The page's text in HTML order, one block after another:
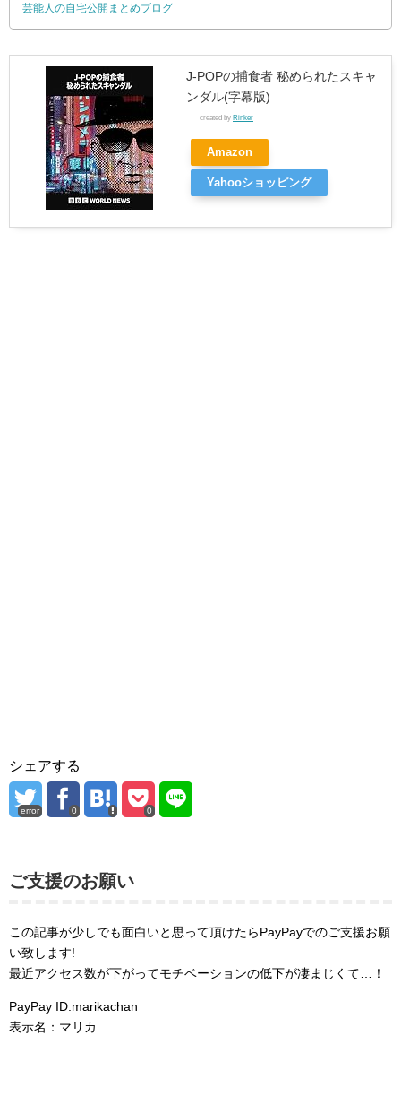
芸能人の自宅公開まとめブログ
J-POPの捕食者 秘められたスキャ
ンダル(字幕版)
created by Rinker
Amazon
Yahooショッピング
シェアする
error 0 0
ご支援のお願い
この記事が少しでも面白いと思って頂けたらPayPayでのご支援お願
い致します!
最近アクセス数が下がってモチベーションの低下が凄まじくて…！
PayPay ID:marikachan
表示名：マリカ